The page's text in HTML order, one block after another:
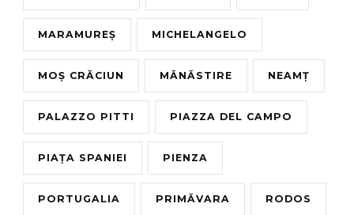
MARAMUREȘ MICHELANGELO
MOȘ CRĂCIUN MĂNĂSTIRE NEAMȚ
PALAZZO PITTI PIAZZA DEL CAMPO
PIAȚA SPANIEI PIENZA
PORTUGALIA PRIMĂVARA RODOS